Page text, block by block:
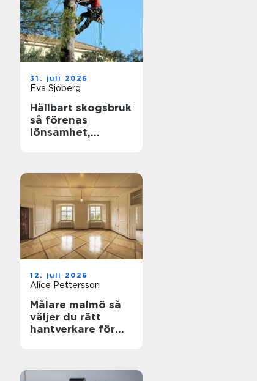
31. juli 2026
Eva Sjöberg
Hållbart skogsbruk
så förenas
lönsamhet,
12. juli 2026
Alice Pettersson
Målare malmö så
väljer du rätt
hantverkare för